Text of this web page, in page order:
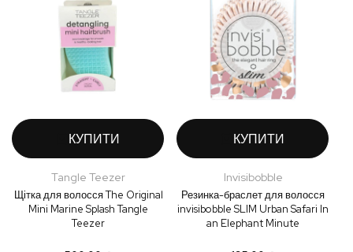
КУПИТИ
Tangle Teezer
Щітка для волосся The Original
Mini Marine Splash Tangle
Teezer
КУПИТИ
Invisibobble
Резинка-браслет для волосся
invisibobble SLIM Urban Safari In
an Elephant Minute